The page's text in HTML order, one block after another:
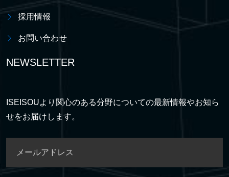
採用情報
お問い合わせ
NEWSLETTER
ISEISOUより関心のある分野についての最新情報やお知ら
せをお届けします。